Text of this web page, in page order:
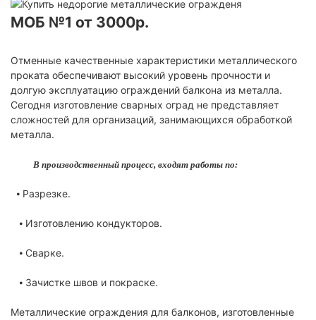
МОБ №1 от 3000р.
Отменные качественные характеристики металлического
проката обеспечивают высокий уровень прочности и
долгую эксплуатацию ограждений балкона из металла.
Сегодня изготовление сварных оград не представляет
сложностей для организаций, занимающихся обработкой
металла.
В производственный процесс, входят работы по:
⦁ Разрезке.
⦁ Изготовлению кондукторов.
⦁ Сварке.
⦁ Зачистке швов и покраске.
Металлические ограждения для балконов, изготовленные